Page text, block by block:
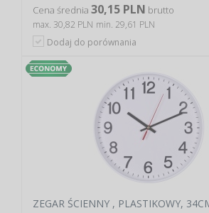
Cena średnia 30,15 PLN brutto
max. 30,82 PLN min. 29,61 PLN
Dodaj do porównania
ZEGAR ŚCIENNY , PLASTIKOWY,